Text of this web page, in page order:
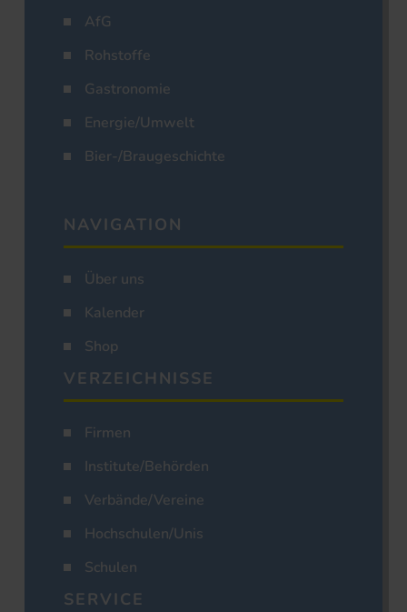
AfG
Rohstoffe
Gastronomie
Energie/Umwelt
Bier-/Braugeschichte
NAVIGATION
Über uns
Kalender
Shop
VERZEICHNISSE
Firmen
Institute/Behörden
Verbände/Vereine
Hochschulen/Unis
Schulen
SERVICE